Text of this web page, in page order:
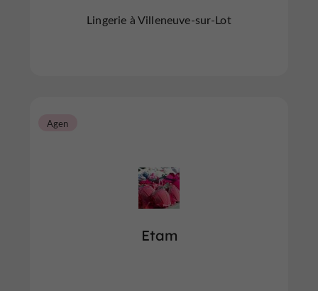
Lingerie à Villeneuve-sur-Lot
Etam
Agen